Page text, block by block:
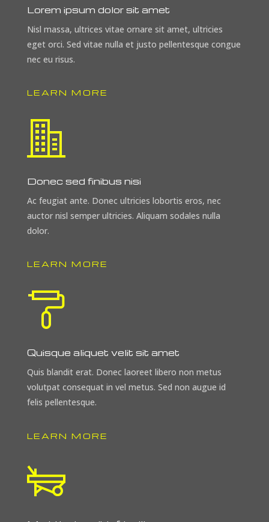
Lorem ipsum dolor sit amet
Nisl massa, ultrices vitae ornare sit amet, ultricies
eget orci. Sed vitae nulla et justo pellentesque congue
nec eu risus.
LEARN MORE
Donec sed finibus nisi
Ac feugiat ante. Donec ultricies lobortis eros, nec
auctor nisl semper ultricies. Aliquam sodales nulla
dolor.
LEARN MORE
Quisque aliquet velit sit amet
Quis blandit erat. Donec laoreet libero non metus
volutpat consequat in vel metus. Sed non augue id
felis pellentesque.
LEARN MORE